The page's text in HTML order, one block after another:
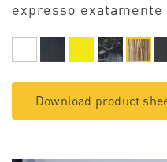
expresso
Download product